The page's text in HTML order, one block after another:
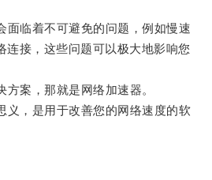
临着不可避免的问题，例如慢速
连接，这些问题可以极大地影响您
案，那就是网络加速器。
，是用于改善您的网络速度的软